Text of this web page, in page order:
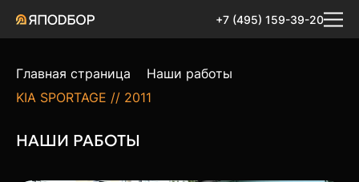
+7 (495) 159-39-20
Главная страница
Наши работы
KIA SPORTAGE // 2011
НАШИ РАБОТЫ